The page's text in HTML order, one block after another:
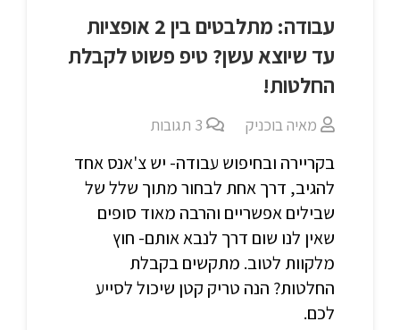
עבודה: מתלבטים בין 2 אופציות
עד שיוצא עשן? טיפ פשוט לקבלת
החלטות!
מאיה בוכניק 3 תגובות
בקריירה ובחיפוש עבודה- יש צ'אנס אחד
להגיב, דרך אחת לבחור מתוך שלל של
שבילים אפשריים והרבה מאוד סופים
שאין לנו שום דרך לנבא אותם- חוץ
מלקוות לטוב. מתקשים בקבלת
החלטות? הנה טריק קטן שיכול לסייע
לכם.